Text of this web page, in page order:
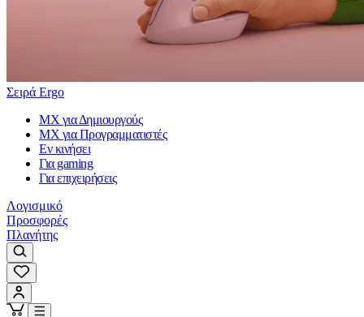
Σειρά Ergo
MX για Δημιουργούς
MX για Προγραμματιστές
Εν κινήσει
Για gaming
Για επιχειρήσεις
Λογισμικό
Προσφορές
Πλανήτης